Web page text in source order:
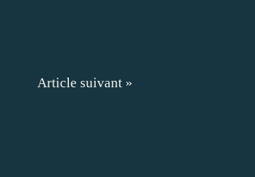
Article suivant »